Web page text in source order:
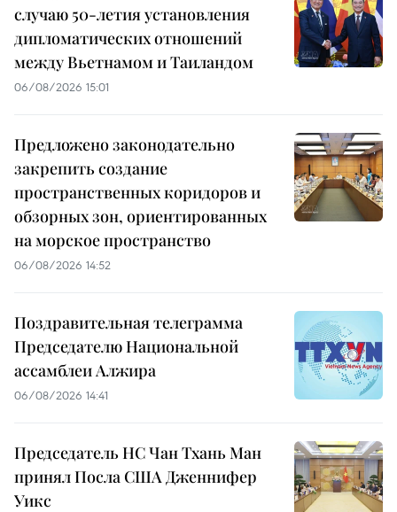
случаю 50-летия установления
дипломатических отношений
между Вьетнамом и Таиландом
06/08/2026 15:01
Предложено законодательно
закрепить создание
пространственных коридоров и
обзорных зон, ориентированных
на морское пространство
06/08/2026 14:52
Поздравительная телеграмма
Председателю Национальной
ассамблеи Алжира
06/08/2026 14:41
Председатель НС Чан Тхань Ман
принял Посла США Дженнифер
Уикс